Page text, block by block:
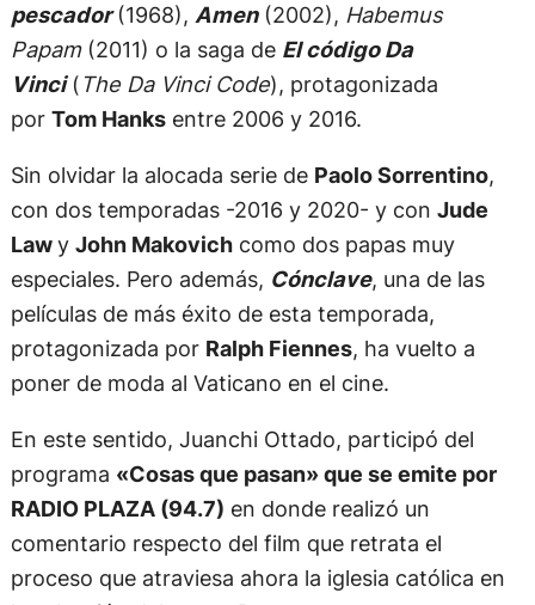
pescador(1968), Amen(2002), Habemus
Papam(2011) o la saga de El código Da
Vinci( The Da Vinci Code), protagonizada
por Tom Hanksentre 2006 y 2016.
Sin olvidar la alocada serie de Paolo Sorrentino,
con dos temporadas -2016 y 2020- y con Jude
Lawy John Makovichcomo dos papas muy
especiales. Pero además, Cónclave, una de las
películas de más éxito de esta temporada,
protagonizada por Ralph Fiennes, ha vuelto a
poner de moda al Vaticano en el cine.
En este sentido, Juanchi Ottado, participó del
programa «Cosas que pasan» que se emite por
RADIO PLAZA (94.7) en donde realizó un
comentario respecto del film que retrata el
proceso que atraviesa ahora la iglesia católica en